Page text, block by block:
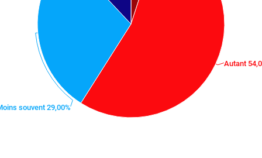
Autant
souvent 29,00%